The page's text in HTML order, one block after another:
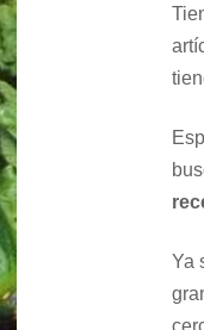
Ya